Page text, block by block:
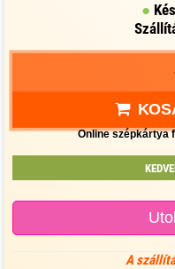
Online szépkártya
A